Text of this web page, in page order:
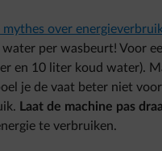
mythes over
per wasbeurt! Voor
en 10 liter koud water).
je de vaat beter niet
Laat de machine pas
te verbruiken.